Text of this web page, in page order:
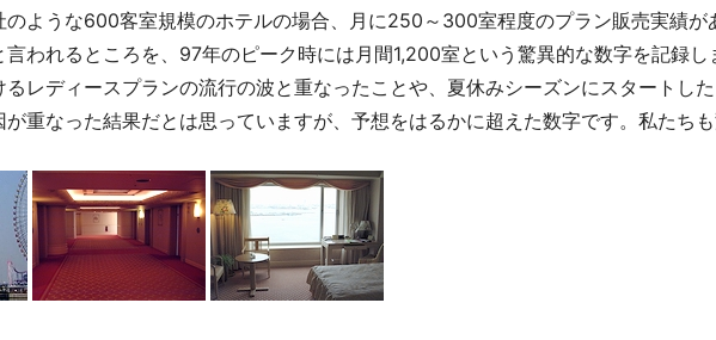
のような600客室規模のホテルの場合、月に250～300室程度のプラン販売実績が
われるところを、97年のピーク時には月間1,200室という驚異的な数字を記録し
るレディースプランの流行の波と重なったことや、夏休みシーズンにスタートした
が重なった結果だとは思っていますが、予想をはるかに超えた数字です。私たち